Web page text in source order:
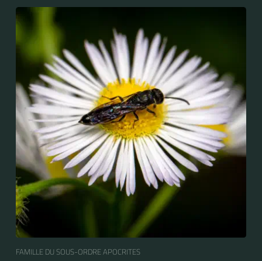
FAMILLE DU SOUS-ORDRE APOCRITES